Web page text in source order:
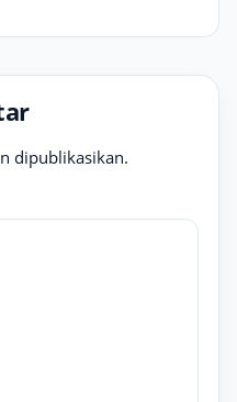
dipublikasikan.